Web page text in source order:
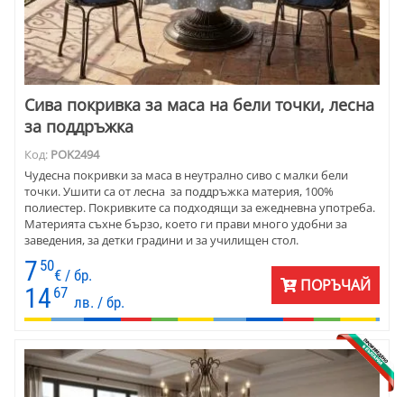
Сива покривка за маса на бели точки, лесна
за поддръжка
Код: POK2494
Чудесна покривки за маса в неутрално сиво с малки бели
точки. Ушити са от лесна за поддръжка материя, 100%
полиестер. Покривките са подходящи за ежедневна употреба.
Материята съхне бързо, което ги прави много удобни за
заведения, за детки градини и за училищен стол.
7 50
€ / бр.
14 67
лв. / бр.
ПОРЪЧАЙ